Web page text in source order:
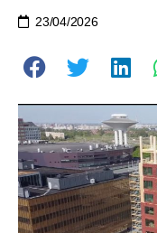
23/04/2026